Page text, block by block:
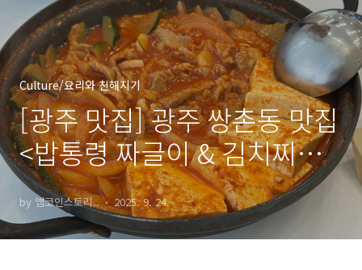
Culture/요리와 친해지기
[광주 맛집] 광주 쌍촌동 맛집
<밥통령 짜글이 & 김치찌개>
따뜻한 집밥이 그리운 날에
최고!
by 앰코인스토리.. 2025. 9. 24.